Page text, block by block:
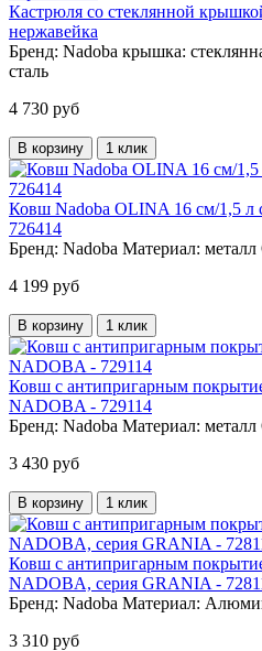
Кастрюля со стеклянной
нержавейка
Бренд: Nadoba крышка:
сталь
4 730 руб
В корзину 1 клик
Ковш Nadoba OLINA 16 см/1,5 л
726414
Бренд: Nadoba Материал: металл
4 199 руб
В корзину 1 клик
Ковш с антипригарным
NADOBA - 729114
Бренд: Nadoba Материал: металл
3 430 руб
В корзину 1 клик
Ковш с антипригарным
NADOBA, серия GRANIA -
Бренд: Nadoba Материал:
3 310 руб